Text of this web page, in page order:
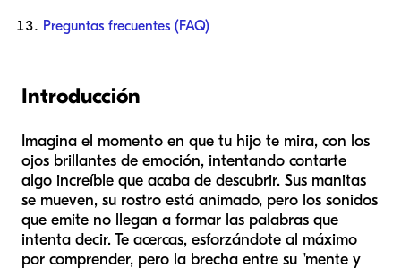
Preguntas frecuentes (FAQ)
Introducción
Imagina el momento en que tu hijo te mira, con los
ojos brillantes de emoción, intentando contarte
algo increíble que acaba de descubrir. Sus manitas
se mueven, su rostro está animado, pero los sonidos
que emite no llegan a formar las palabras que
intenta decir. Te acercas, esforzándote al máximo
por comprender, pero la brecha entre su "mente y